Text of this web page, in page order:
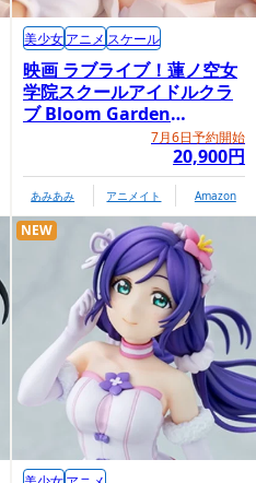
映画 ラブライブ！蓮ノ空女
学院スクールアイドルクラ
ブ Bloom Garden
Party「日野下花帆」7月6日予約開始
20,900円
美少女アニメ スケール
あみあみ アニメイト Amazon
NEW